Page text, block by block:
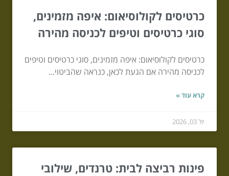
כרטיסים לקולוסיאום: איפה מזמינים,
סוגי כרטיסים וטיפים לכניסה מהירה
כרטיסים לקולוסיאום: איפה מזמינים, סוגי כרטיסים וטיפים
לכניסה מהירה אם הגעת לכאן, כנראה שהביטוי...
קרא עוד »
יול 03, 2026
פינות רביצה לבית: טרנדים, שילובי